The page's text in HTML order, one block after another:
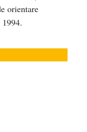
orientare